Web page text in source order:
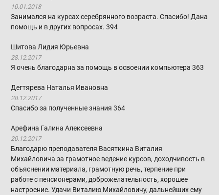
10.01.2018
Занимался на курсах серебрянного возраста. Спасибо! Дана
помощь и в других вопросах.394
Шитова Лидия Юрьевна
28.12.2017
Я очень благодарна за помощь в освоении компьютера363
Дегтярева Наталья Ивановна
28.12.2017
Спасибо за полученные знания364
Арефина Галина Алексеевна
20.12.2017
Благодарю преподавателя Васяткина Виталия
Михайловича за грамотное ведение курсов, доходчивость в
объяснении материала, грамотную речь, терпение при
работе с пенсионерами, доброжелательность, хорошее
настроение. Удачи Виталию Михайловичу, дальнейших ему